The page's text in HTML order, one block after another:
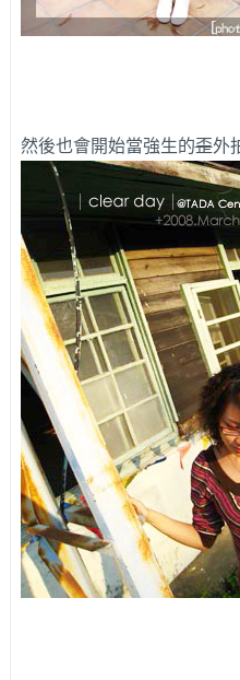
然後也會開始當強生的歪外